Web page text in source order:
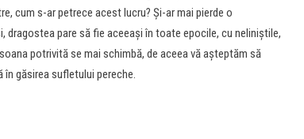
cum s-ar petrece acest lucru? Și-ar mai pierde o
pare să fie aceeași în toate epocile, cu neliniștile,
potrivită se mai schimbă, de aceea vă așteptăm să
găsirea sufletului pereche.